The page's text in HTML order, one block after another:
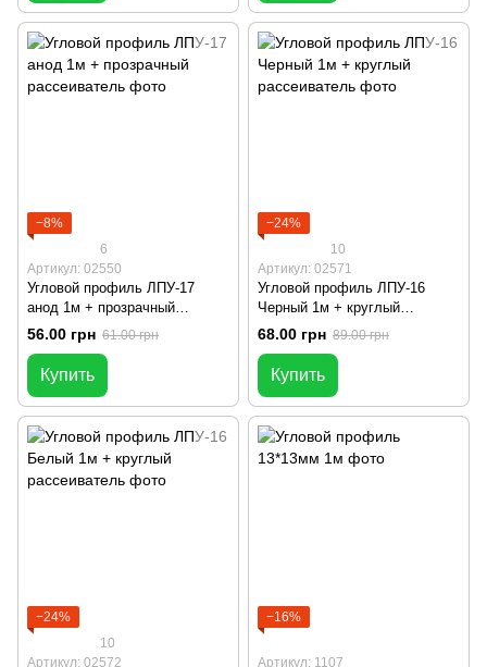
−8%
6
Артикул: 02550
Угловой профиль ЛПУ-17
анод 1м + прозрачный
рассеиватель
56.00 грн 61.00 грн
Купить
−24%
10
Артикул: 02571
Угловой профиль ЛПУ-16
Черный 1м + круглый
рассеиватель
68.00 грн 89.00 грн
Купить
−24%
10
Артикул: 02572
−16%
Артикул: 1107